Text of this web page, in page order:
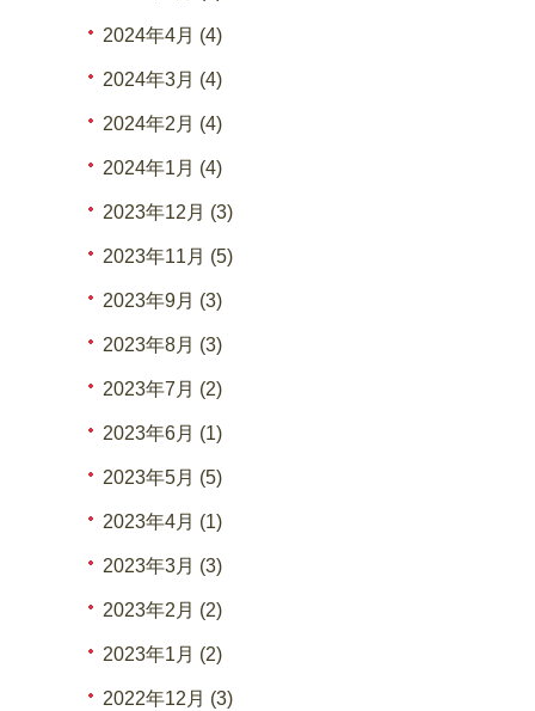
2024年4月 (4)
2024年3月 (4)
2024年2月 (4)
2024年1月 (4)
2023年12月 (3)
2023年11月 (5)
2023年9月 (3)
2023年8月 (3)
2023年7月 (2)
2023年6月 (1)
2023年5月 (5)
2023年4月 (1)
2023年3月 (3)
2023年2月 (2)
2023年1月 (2)
2022年12月 (3)